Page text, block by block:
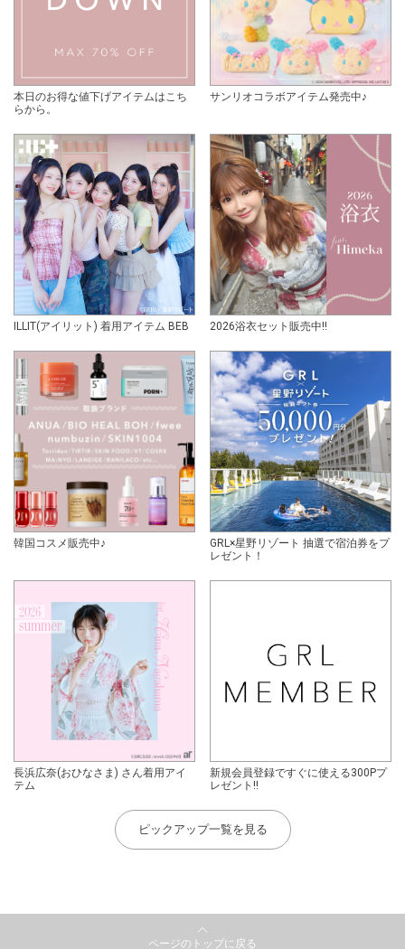
本日のお得な値下げアイテムはこち
らから。
サンリオコラボアイテム発売中♪
ILLIT(アイリット) 着用アイテム BEB 2026浴衣セット販売中!!
韓国コスメ販売中♪
GRL×星野リゾート 抽選で宿泊券をプ
レゼント！
長浜広奈(おひなさま) さん着用アイ
テム
新規会員登録ですぐに使える300Pプ
レゼント!!
ピックアップ一覧を見る
ページのトップに戻る